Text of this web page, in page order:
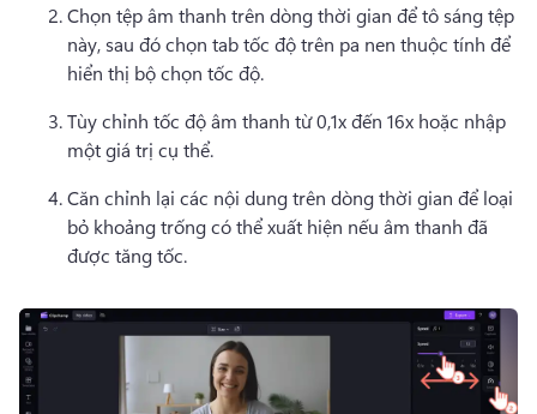
Chọn tệp âm thanh trên dòng thời gian để tô sáng tệp
này, sau đó chọn tab tốc độ trên pa nen thuộc tính để
hiển thị bộ chọn tốc độ.
Tùy chỉnh tốc độ âm thanh từ 0,1x đến 16x hoặc nhập
một giá trị cụ thể.
Căn chỉnh lại các nội dung trên dòng thời gian để loại
bỏ khoảng trống có thể xuất hiện nếu âm thanh đã
được tăng tốc.